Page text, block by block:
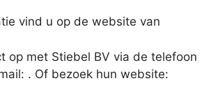
vind u op de website van
op met Stiebel BV via de telefoon
. Of bezoek hun website: